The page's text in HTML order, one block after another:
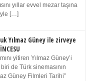
yıllar evvel mezar taşına
[…]
Yılmaz Güney ile zirveye
yitiren Yılmaz Güney’i
de Türk sinemasının
Güney Filmleri Tarihi”